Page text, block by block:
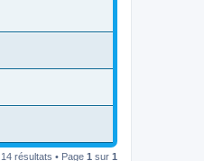
résultats • Page 1 sur 1